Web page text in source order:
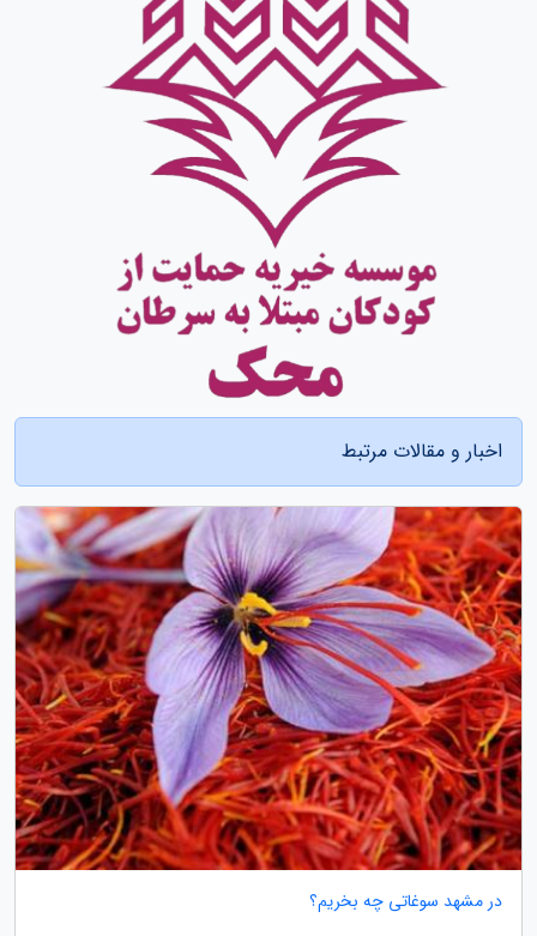
اخبار و مقالات مرتبط
در مشهد سوغاتی چه بخریم؟